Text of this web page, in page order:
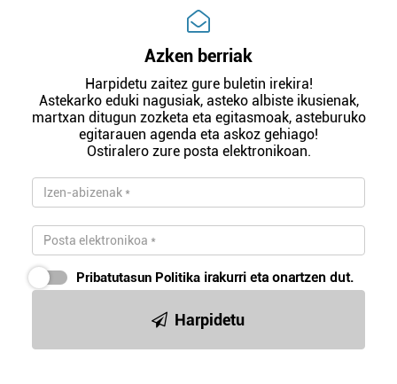
Azken berriak
Harpidetu zaitez gure buletin irekira!
Astekarko eduki nagusiak, asteko albiste ikusienak,
martxan ditugun zozketa eta egitasmoak, asteburuko
egitarauen agenda eta askoz gehiago!
Ostiralero zure posta elektronikoan.
Pribatutasun Politika irakurri eta onartzen dut.
Harpidetu